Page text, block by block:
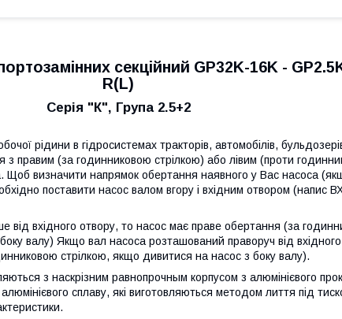
секційний GP32K-16K -
R(L)
Серія "К", Група 2.5+2
рідини в гідросистемах тракторів, автомобілів,
правим (за годинниковою стрілкою) або лівим (проти
Щоб визначити напрямок обертання наявного у Вас насоса
поставити насос валом вгору і вхідним отвором (напис
від вхідного отвору, то насос має праве обертання (за
валу) Якщо вал насоса розташований праворуч від
стрілкою, якщо дивитися на насос з боку валу).
з наскрізним равнопрочным корпусом з алюмінієвого
сплаву, які виготовляються методом лиття під